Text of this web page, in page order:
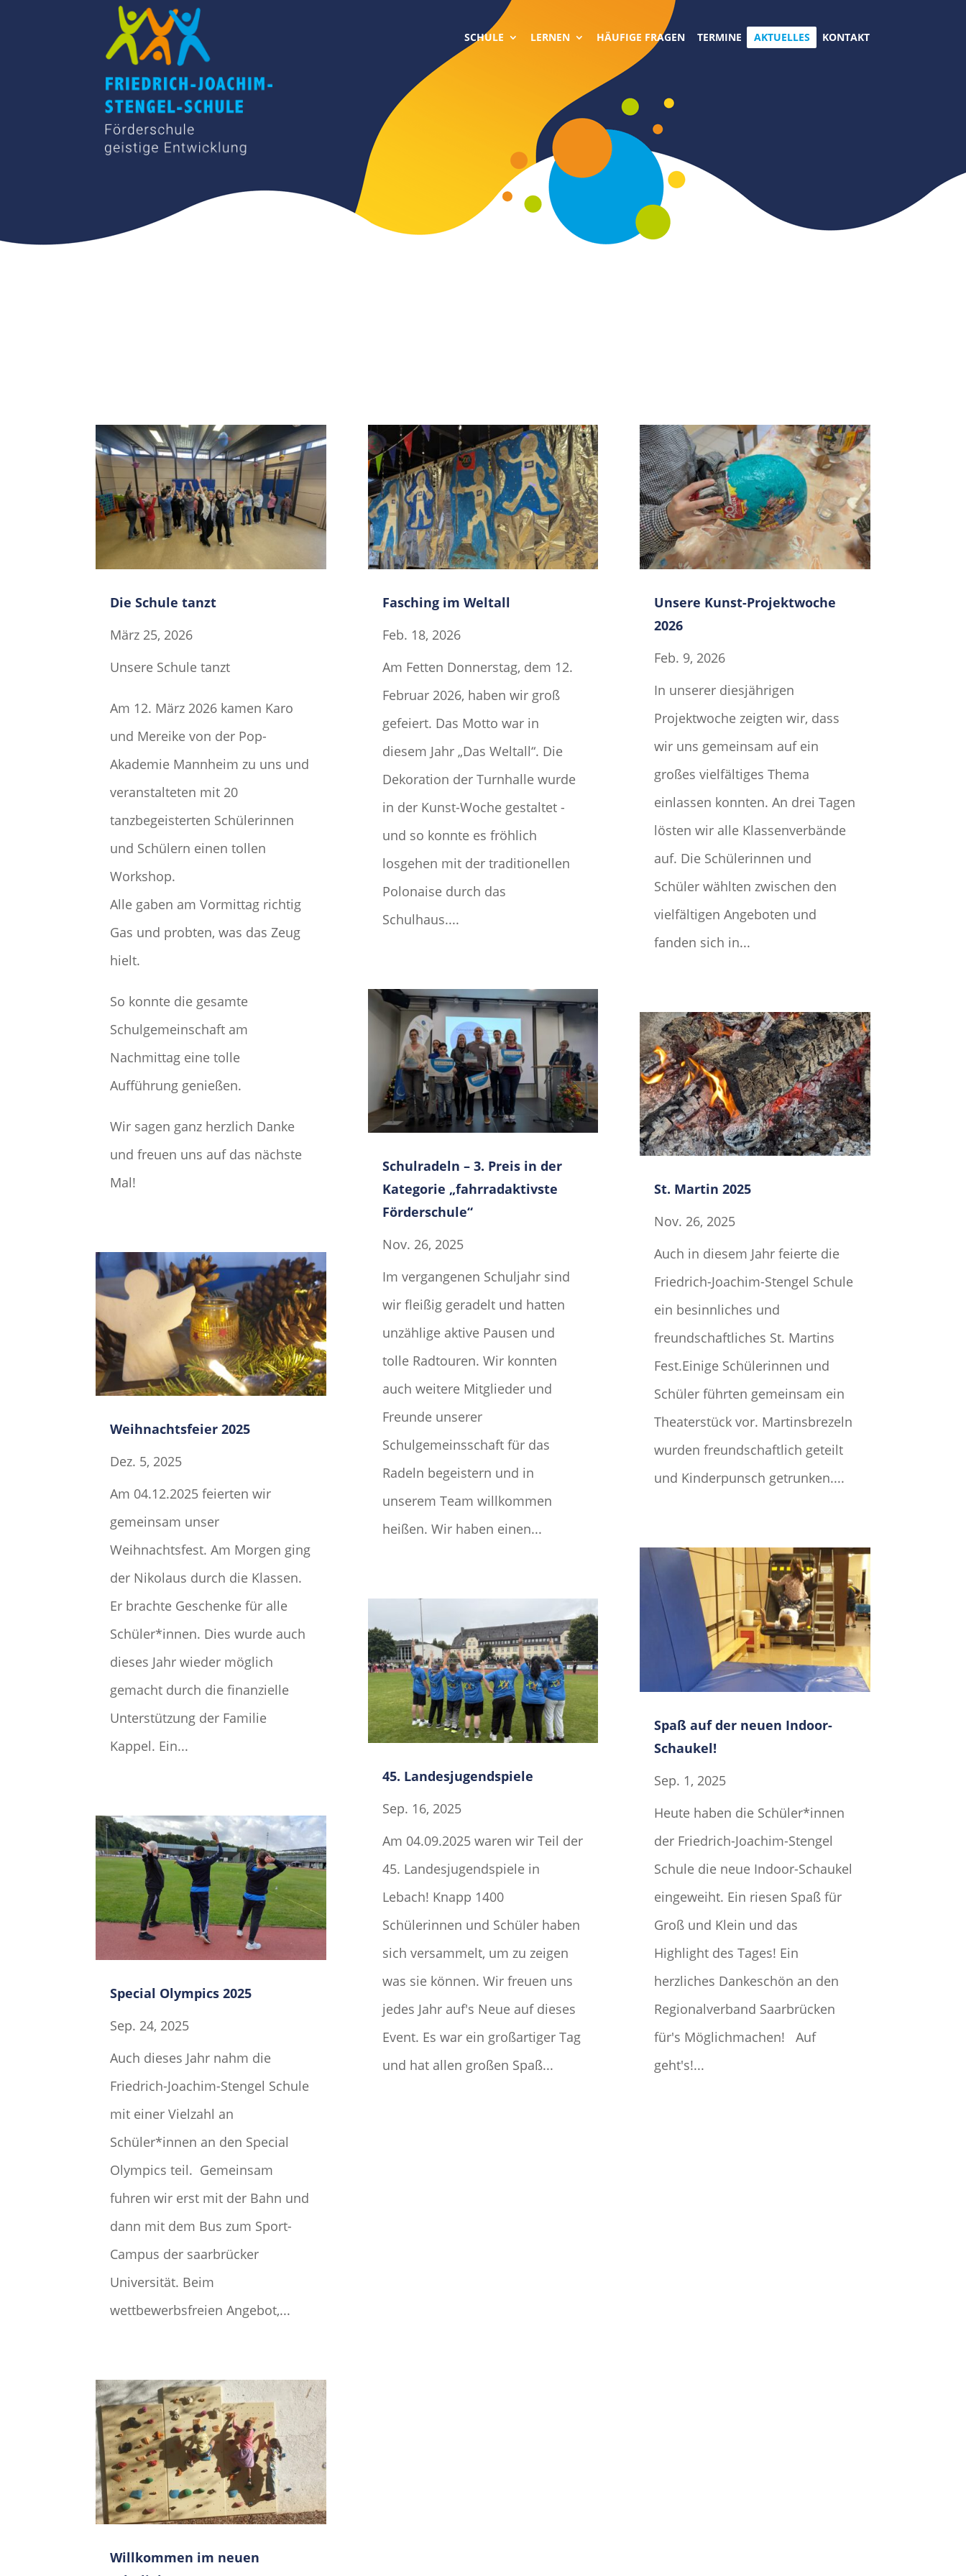
SCHULE LERNEN HÄUFIGE FRAGEN TERMINE AKTUELLES KONTAKT
Die Schule tanzt
März 25, 2026
Unsere Schule tanzt
Am 12. März 2026 kamen Karo
und Mereike von der Pop-
Akademie Mannheim zu uns und
veranstalteten mit 20
tanzbegeisterten Schülerinnen
und Schülern einen tollen
Workshop.
Alle gaben am Vormittag richtig
Gas und probten, was das Zeug
hielt.
So konnte die gesamte
Schulgemeinschaft am
Nachmittag eine tolle
Aufführung genießen.
Wir sagen ganz herzlich Danke
und freuen uns auf das nächste
Mal!
Weihnachtsfeier 2025
Dez. 5, 2025
Am 04.12.2025 feierten wir
gemeinsam unser
Weihnachtsfest. Am Morgen ging
der Nikolaus durch die Klassen.
Er brachte Geschenke für alle
Schüler*innen. Dies wurde auch
dieses Jahr wieder möglich
gemacht durch die finanzielle
Unterstützung der Familie
Kappel. Ein...
Special Olympics 2025
Sep. 24, 2025
Auch dieses Jahr nahm die
Friedrich-Joachim-Stengel Schule
mit einer Vielzahl an
Schüler*innen an den Special
Olympics teil. Gemeinsam
fuhren wir erst mit der Bahn und
dann mit dem Bus zum Sport-
Campus der saarbrücker
Universität. Beim
wettbewerbsfreien Angebot,...
Willkommen im neuen
Fasching im Weltall
Feb. 18, 2026
Am Fetten Donnerstag, dem 12.
Februar 2026, haben wir groß
gefeiert. Das Motto war in
diesem Jahr „Das Weltall“. Die
Dekoration der Turnhalle wurde
in der Kunst-Woche gestaltet -
und so konnte es fröhlich
losgehen mit der traditionellen
Polonaise durch das
Schulhaus....
Schulradeln – 3. Preis in der
Kategorie „fahrradaktivste
Förderschule“
Nov. 26, 2025
Im vergangenen Schuljahr sind
wir fleißig geradelt und hatten
unzählige aktive Pausen und
tolle Radtouren. Wir konnten
auch weitere Mitglieder und
Freunde unserer
Schulgemeinsschaft für das
Radeln begeistern und in
unserem Team willkommen
heißen. Wir haben einen...
45. Landesjugendspiele
Sep. 16, 2025
Am 04.09.2025 waren wir Teil der
45. Landesjugendspiele in
Lebach! Knapp 1400
Schülerinnen und Schüler haben
sich versammelt, um zu zeigen
was sie können. Wir freuen uns
jedes Jahr auf's Neue auf dieses
Event. Es war ein großartiger Tag
und hat allen großen Spaß...
Unsere Kunst-Projektwoche
2026
Feb. 9, 2026
In unserer diesjährigen
Projektwoche zeigten wir, dass
wir uns gemeinsam auf ein
großes vielfältiges Thema
einlassen konnten. An drei Tagen
lösten wir alle Klassenverbände
auf. Die Schülerinnen und
Schüler wählten zwischen den
vielfältigen Angeboten und
fanden sich in...
St. Martin 2025
Nov. 26, 2025
Auch in diesem Jahr feierte die
Friedrich-Joachim-Stengel Schule
ein besinnliches und
freundschaftliches St. Martins
Fest.Einige Schülerinnen und
Schüler führten gemeinsam ein
Theaterstück vor. Martinsbrezeln
wurden freundschaftlich geteilt
und Kinderpunsch getrunken....
Spaß auf der neuen Indoor-
Schaukel!
Sep. 1, 2025
Heute haben die Schüler*innen
der Friedrich-Joachim-Stengel
Schule die neue Indoor-Schaukel
eingeweiht. Ein riesen Spaß für
Groß und Klein und das
Highlight des Tages! Ein
herzliches Dankeschön an den
Regionalverband Saarbrücken
für's Möglichmachen! Auf
geht's!...